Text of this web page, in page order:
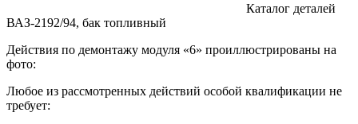
Каталог деталей
ВАЗ-2192/94, бак топливный
Действия по демонтажу модуля «6» проиллюстрированы на
фото:
Любое из рассмотренных действий особой квалификации не
требует: